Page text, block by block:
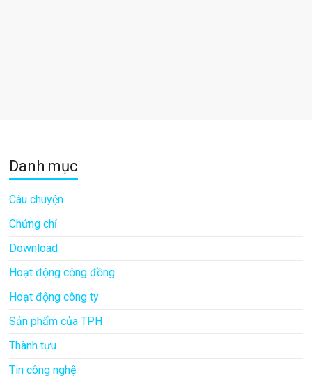
Danh mục
Câu chuyện
Chứng chỉ
Download
Hoạt động cộng đồng
Hoạt động công ty
Sản phẩm của TPH
Thành tựu
Tin công nghệ